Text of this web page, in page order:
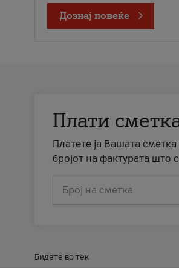
Дознај повеќе
Плати
Платете ја Вашата
бројот на фактурата што
Број на сметка
Бидете во тек